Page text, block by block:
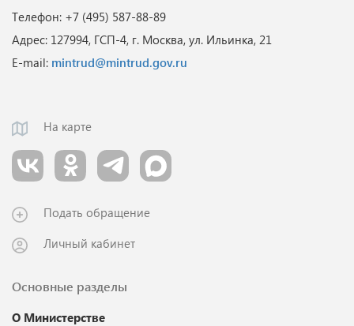
Телефон: +7 (495) 587-88-89
Адрес: 127994, ГСП-4, г. Москва, ул. Ильинка, 21
E-mail: mintrud@mintrud.gov.ru
На карте
Подать обращение
Личный кабинет
Основные разделы
О Министерстве